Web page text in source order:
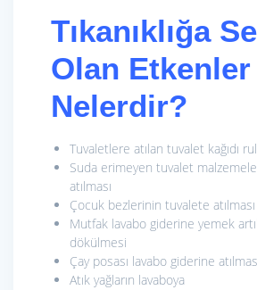
Tıkanıklığa
Olan Etkenler
Nelerdir?
Tuvaletlere atılan tuvalet kağıdı
Suda erimeyen tuvalet
atılması
Çocuk bezlerinin tuvalete atılması
Mutfak lavabo giderine yemek
dökülmesi
Çay posası lavabo giderine
Atık yağların lavaboya